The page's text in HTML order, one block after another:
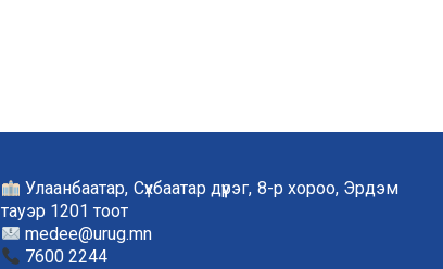
Улаанбаатар, Сүхбаатар дүүрэг, 8-р хороо, Эрдэм
тауэр 1201 тоот
medee@urug.mn
7600 2244